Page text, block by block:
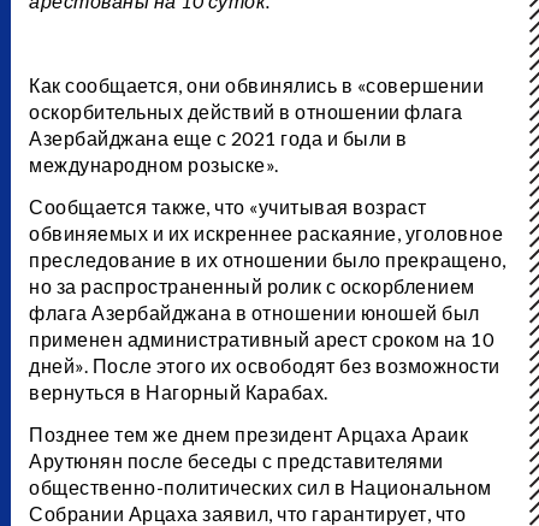
Как сообщается, они обвинялись в «совершении
оскорбительных действий в отношении флага
Азербайджана еще с 2021 года и были в
международном розыске».
Сообщается также, что «учитывая возраст
обвиняемых и их искреннее раскаяние, уголовное
преследование в их отношении было прекращено,
но за распространенный ролик с оскорблением
флага Азербайджана в отношении юношей был
применен административный арест сроком на 10
дней». После этого их освободят без возможности
вернуться в Нагорный Карабах.
Позднее тем же днем президент Арцаха Араик
Арутюнян после беседы с представителями
общественно-политических сил в Национальном
Собрании Арцаха заявил, что гарантирует, что